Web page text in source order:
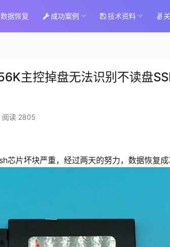
数据恢复 成功案例 技术资料
主控掉盘无法识别不读盘
阅读 2805
芯片坏块严重，经过两天的努力，数据恢复